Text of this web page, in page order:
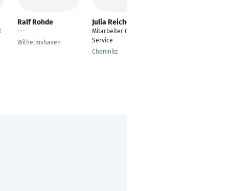
Ralf Rohde
---
Wilhelmshaven
Julia Reichert
Mitarbeiter Customer
Service
Chemnitz